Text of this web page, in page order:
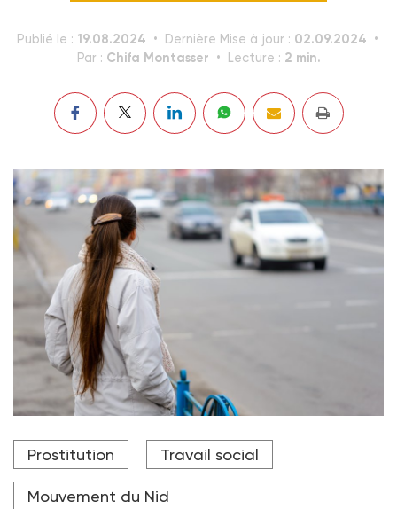
Publié le : 19.08.2024 Dernière Mise à jour : 02.09.2024
Par : Chifa Montasser Lecture : 2 min.
Elles sont sept femmes à avoir connu la prostitution.
Toutes parlent de leur vécu dans ce podcast à la fois
Crédit photo Maxal Tamor - stock.adobe.com
Prostitution Travail social
Mouvement du Nid